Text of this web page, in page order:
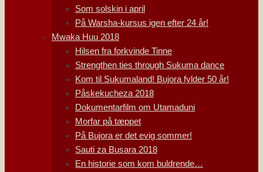
Som solskin i april
På Warsha-kursus igen efter 24 år!
Mwaka Huu 2018
Hilsen fra forkvinde Tinne
Strengthen ties through Sukuma dance
Kom til Sukumaland! Bujora fylder 50 år!
Påskekucheza 2018
Dokumentarfilm om Utamaduni
Morfar på tæppet
På Bujora er det evig sommer!
Sauti za Busara 2018
En historie som kom buldrende…